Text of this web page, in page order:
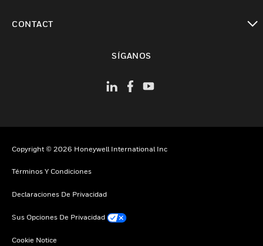
CONTACT
SÍGANOS
Copyright © 2026 Honeywell International Inc
Términos Y Condiciones
Declaraciones De Privacidad
Sus Opciones De Privacidad
Cookie Notice